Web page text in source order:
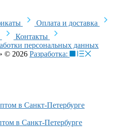
Оплата и доставка
Контакты
персональных данных
© 2026 Разработка:
в Санкт-Петербурге
в Санкт-Петербурге